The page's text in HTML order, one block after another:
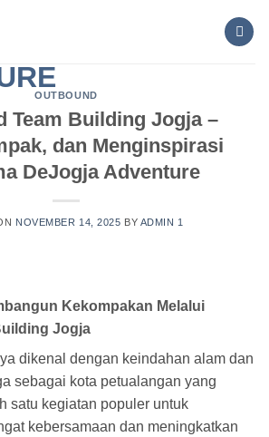
OUTBOUND
Team Building Jogja –
dan Menginspirasi
DeJogja Adventure
NOVEMBER 14, 2025 BY ADMIN 1
Kekompakan Melalui
Jogja
dikenal dengan keindahan alam dan
sebagai kota petualangan yang
satu kegiatan populer untuk
kebersamaan dan meningkatkan